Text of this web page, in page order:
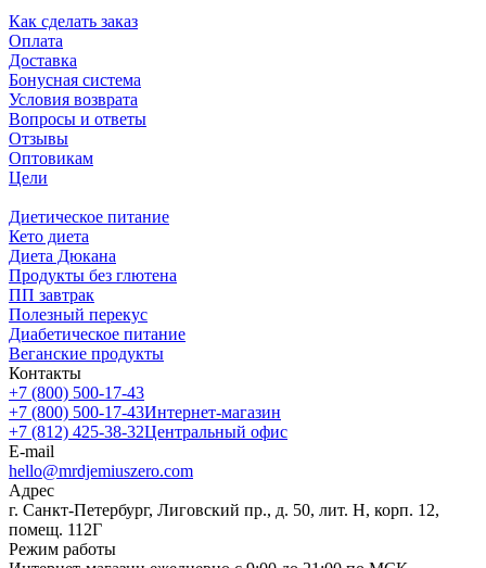
Как сделать заказ
Оплата
Доставка
Бонусная система
Условия возврата
Вопросы и ответы
Отзывы
Оптовикам
Цели
Диетическое питание
Кето диета
Диета Дюкана
Продукты без глютена
ПП завтрак
Полезный перекус
Диабетическое питание
Веганские продукты
Контакты
+7 (800) 500-17-43
+7 (800) 500-17-43Интернет-магазин
+7 (812) 425-38-32Центральный офис
E-mail
hello@mrdjemiuszero.com
Адрес
г. Санкт-Петербург, Лиговский пр., д. 50, лит. Н, корп. 12,
помещ. 112Г
Режим работы